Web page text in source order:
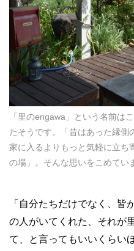
「里のengawa」という名前は
たそうです。「昔はあった縁側
家に入るよりもっと気軽に立ち
の場」。そんな思いをこめてい
「自分たちだけでなく、皆
の人がいてくれた、それが
て、と言ってもいいくらい